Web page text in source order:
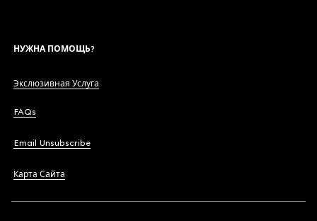
НУЖНА ПОМОЩЬ?
Экслюзивная Услуга
FAQs
Email Unsubscribe
Карта Сайта